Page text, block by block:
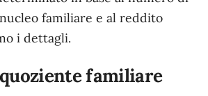
familiare e al reddito
i dettagli.
familiare